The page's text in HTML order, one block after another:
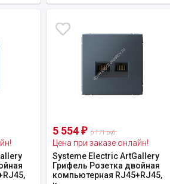
5 554₽ 6 171 руб.
Цена при заказе онлайн!
Systeme Electric ArtGallery
Грифель Розетка двойная
компьютерная RJ45+RJ45,